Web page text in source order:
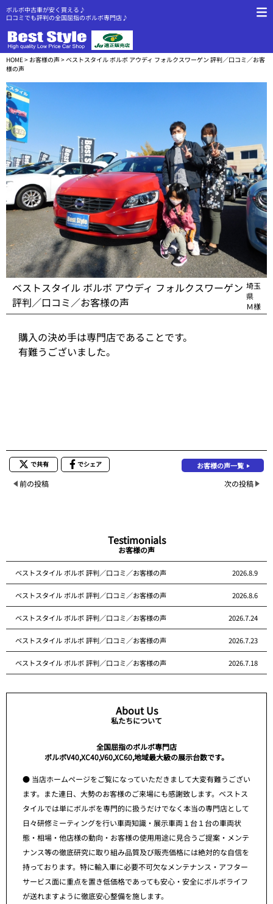
ボルボ中古車が安く買える♪
口コミでも評判の全国屈指のボルボ専門店♪
HOME> お客様の声> ベストスタイル ボルボ アウディ フォルクスワーゲン 評判／口コミ／お客
様の声
ベストスタイル ボルボ アウディ フォルクスワーゲン
評判／口コミ／お客様の声
埼玉
県
Ｍ様
購入の決め手は専門店であることです。
有難うございました。
で共有 でシェア お客様の声一覧
前の投稿 次の投稿
Testimonials
お客様の声
ベストスタイル ボルボ 評判／口コミ／お客様の声 2026.8.9
ベストスタイル ボルボ 評判／口コミ／お客様の声 2026.8.6
ベストスタイル ボルボ 評判／口コミ／お客様の声 2026.7.24
ベストスタイル ボルボ 評判／口コミ／お客様の声 2026.7.23
ベストスタイル ボルボ 評判／口コミ／お客様の声 2026.7.18
About Us
私たちについて
全国屈指のボルボ専門店
ボルボV40,XC40,V60,XC60,地域最大級の展示台数です。
● 当店ホームページをご覧になっていただきまして大変有難うござい
ます。また連日、大勢のお客様のご来場にも感謝致します。ベストス
タイルでは単にボルボを専門的に扱うだけでなく本当の専門店として
日々研修ミーティングを行い車両知識・展示車両１台１台の車両状
態・相場・他店様の動向・お客様の使用用途に見合うご提案・メンテ
ナンス等の徹底研究に取り組み品質及び販売価格には絶対的な自信を
持っております。特に輸入車に必要不可欠なメンテナンス・アフター
サービス面に重点を置き低価格であっても安心・安全にボルボライフ
が送れますように徹底安心整備を施します。